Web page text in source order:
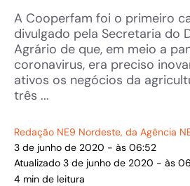
A Cooperfam foi o primeiro
divulgado pela Secretaria do
Agrário de que, em meio a
coronavirus, era preciso
ativos os negócios da
três ...
Redação NE9 Nordeste, da Agência
3 de junho de 2020 - às 06:52
Atualizado 3 de junho de 2020 - às
4 min de leitura